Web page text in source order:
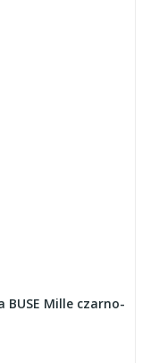
Mille czarno-